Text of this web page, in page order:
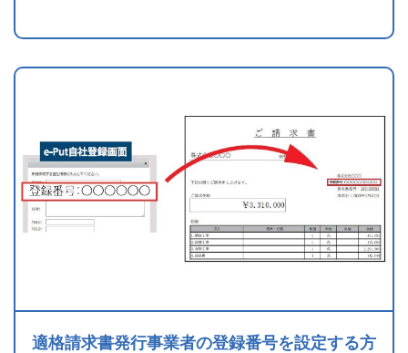
適格請求書発行事業者の登録番号を設定する方